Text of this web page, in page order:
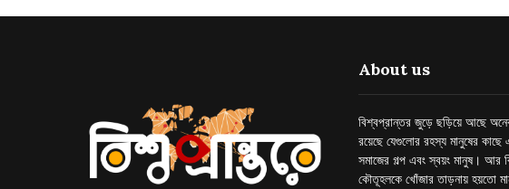
About us
বিশ্বপ্রান্তর জুড়ে ছড়িয়ে আছে
রয়েছে যেগুলোর রহস্য মানুষের
সমাজের গল্প এবং স্বয়ং মানুষ। আর
কৌতূহলকে খোঁজার তাড়নায় হয়তো